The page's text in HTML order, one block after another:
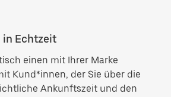
in Echtzeit
einen mit Ihrer Marke
Kund*innen, der Sie über die
Ankunftszeit und den